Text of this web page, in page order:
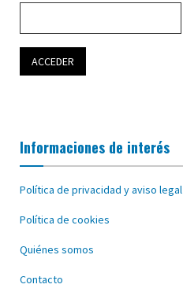
Informaciones de interés
Política de privacidad y aviso legal
Política de cookies
Quiénes somos
Contacto